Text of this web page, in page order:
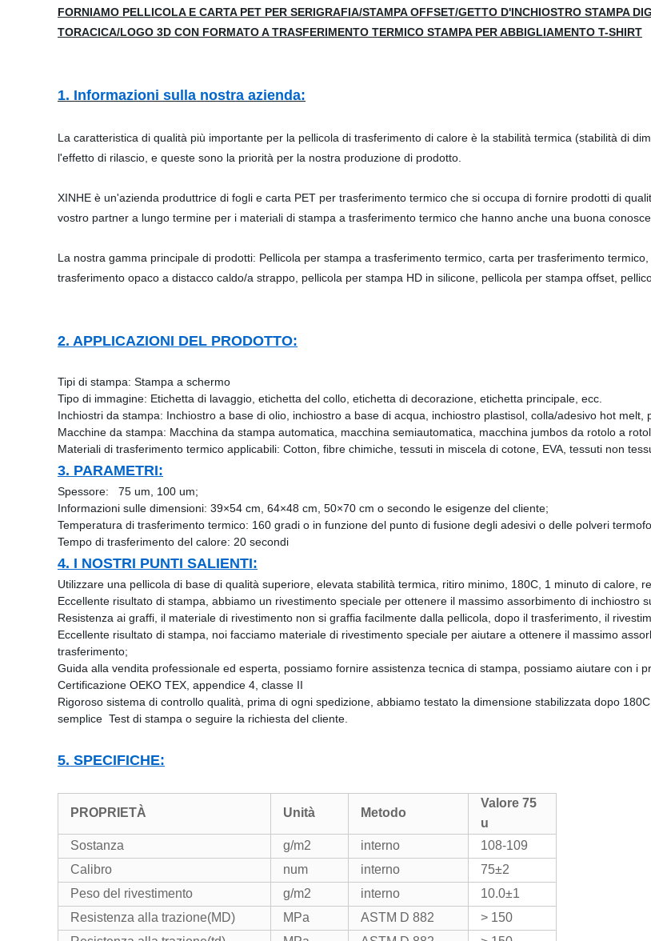
FORNIAMO PELLICOLA E CARTA PET PER SERIGRAFIA/STAMPA OFFSET/GETTO D'INCHIOSTRO STAMPA
TORACICA/LOGO 3D CON FORMATO A TRASFERIMENTO TERMICO STAMPA PER ABBIGLIAMENTO T-SHIRT
1. Informazioni sulla nostra azienda:
La caratteristica di qualità più importante per la pellicola di trasferimento di calore è la stabilità termica (stabilità di
l'effetto di rilascio, e queste sono la priorità per la nostra produzione di prodotto.
XINHE è un'azienda produttrice di fogli e carta PET per trasferimento termico che si occupa di fornire prodotti di
vostro partner a lungo termine per i materiali di stampa a trasferimento termico che hanno anche una buona
La nostra gamma principale di prodotti: Pellicola per stampa a trasferimento termico, carta per trasferimento
trasferimento opaco a distacco caldo/a strappo, pellicola per stampa HD in silicone, pellicola per stampa offset,
2. APPLICAZIONI DEL PRODOTTO:
Tipi di stampa: Stampa a schermo
Tipo di immagine: Etichetta di lavaggio, etichetta del collo, etichetta di decorazione, etichetta principale, ecc.
Inchiostri da stampa: Inchiostro a base di olio, inchiostro a base di acqua, inchiostro plastisol, colla/adesivo hot melt,
Macchine da stampa: Macchina da stampa automatica, macchina semiautomatica, macchina jumbos da rotolo a
Materiali di trasferimento termico applicabili: Cotton, fibre chimiche, tessuti in miscela di cotone, EVA, tessuti non
3. PARAMETRI:
Spessore: 75 um, 100 um;
Informazioni sulle dimensioni: 39×54 cm, 64×48 cm, 50×70 cm o secondo le esigenze del cliente;
Temperatura di trasferimento termico: 160 gradi o in funzione del punto di fusione degli adesivi o delle polveri
Tempo di trasferimento del calore: 20 secondi
4. I NOSTRI PUNTI SALIENTI:
Utilizzare una pellicola di base di qualità superiore, elevata stabilità termica, ritiro minimo, 180C, 1 minuto di calore,
Eccellente risultato di stampa, abbiamo un rivestimento speciale per ottenere il massimo assorbimento di inchiostro
Resistenza ai graffi, il materiale di rivestimento non si graffia facilmente dalla pellicola, dopo il trasferimento, il
Eccellente risultato di stampa, noi facciamo materiale di rivestimento speciale per aiutare a ottenere il massimo
trasferimento;
Guida alla vendita professionale ed esperta, possiamo fornire assistenza tecnica di stampa, possiamo aiutare con i
Certificazione OEKO TEX, appendice 4, classe II
Rigoroso sistema di controllo qualità, prima di ogni spedizione, abbiamo testato la dimensione stabilizzata dopo
semplice Test di stampa o seguire la richiesta del cliente.
5. SPECIFICHE:
PROPRIETÀ Unità Metodo
Valore 75
u
Sostanza
g/m2 interno
108-109
Calibro
num interno
75±2
Peso del rivestimento
g/m2 interno
10.0±1
Resistenza alla trazione(MD)
MPa ASTM D 882
> 150